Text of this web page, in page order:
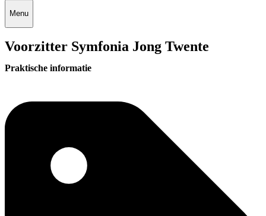
Menu
Voorzitter Symfonia Jong Twente
Praktische informatie